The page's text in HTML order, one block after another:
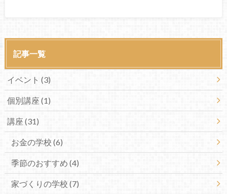
記事一覧
イベント (3)
個別講座 (1)
講座 (31)
お金の学校 (6)
季節のおすすめ (4)
家づくりの学校 (7)